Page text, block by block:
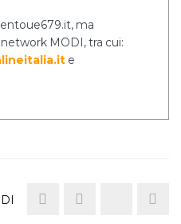
ma
MODI, tra cui:
e